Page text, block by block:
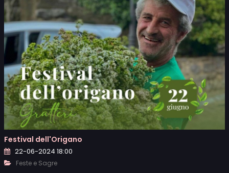
Festival dell'Origano
22-06-2024 18:00
Feste e Sagre